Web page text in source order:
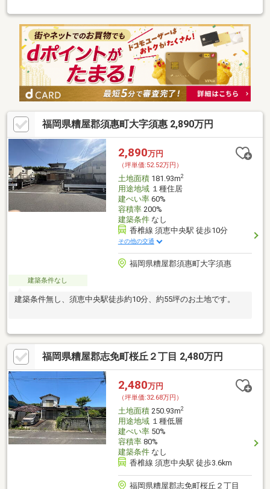
福岡県糟屋郡須惠町大字須惠 2,890万円
2,890万円
（坪単価:52.52万円）
土地面積181.93m2
用途地域１種住居
建ぺい率60%
容積率200%
建築条件なし
香椎線 須恵中央駅 徒歩10分
その他の交通
福岡県糟屋郡須惠町大字須惠
建築条件なし
建築条件無し、須恵中央駅徒歩約10分、約55坪のお土地です。
福岡県糟屋郡志免町桜丘２丁目 2,480万円
2,480万円
（坪単価:32.68万円）
土地面積250.93m2
用途地域１種低層
建ぺい率50%
容積率80%
建築条件なし
香椎線 須恵中央駅 徒歩3.6km
福岡県糟屋郡志免町桜丘２丁目